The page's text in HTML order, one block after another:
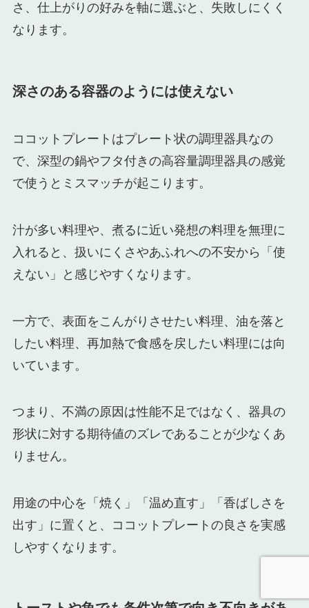
さ、仕上がりの好みを軸に選ぶと、失敗しにくく
なります。
深さのある容器のようには使えない
ココットプレートはプレート状の調理器具なの
で、深型の鍋やフタ付きの高容量調理器具の感覚
で使うとミスマッチが起こります。
汁が多い料理や、煮るに近い発想の料理を無理に
入れると、扱いにくさやあふれへの不安から「使
えない」と感じやすくなります。
一方で、表面をこんがりさせたい料理、油を落と
したい料理、再加熱で食感を戻したい料理には向
いています。
つまり、不満の原因は性能不足ではなく、器具の
形状に対する期待値のズレであることが少なくあ
りません。
用途の中心を「焼く」「温め直す」「香ばしさを
出す」に置くと、ココットプレートの良さを実感
しやすくなります。